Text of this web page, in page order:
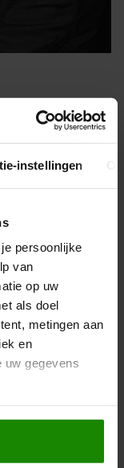
instellingen
persoonlijke
van
op uw
als doel
metingen aan
en
uw gegevens
kan zijn